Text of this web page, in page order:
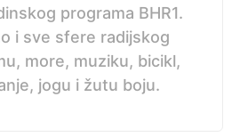
programa BHR1.
i sve sfere radijskog
more, muziku, bicikl,
jogu i žutu boju.